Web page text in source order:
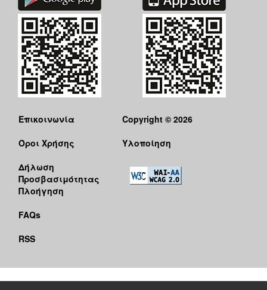
Επικοινωνία
Όροι Χρήσης
Δήλωση
Προσβασιμότητας
Πλοήγηση
FAQs
RSS
Copyright © 2026
Υλοποίηση